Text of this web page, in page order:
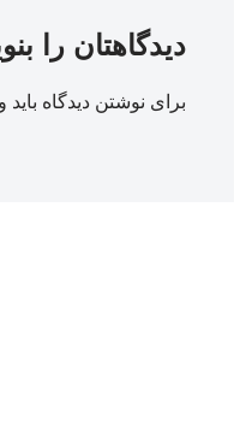
دیدگاهتان را
برای نوشتن دیدگاه باید